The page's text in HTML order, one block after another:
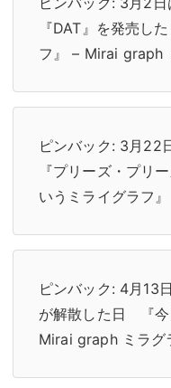
『DAT』を発売し
フ』 – Mirai graph
ピンバック: 3月22
『プリーズ・プリ
いうミライグラフ
ピンバック: 4月13
が解散した日 『今
Mirai graph ミラグ